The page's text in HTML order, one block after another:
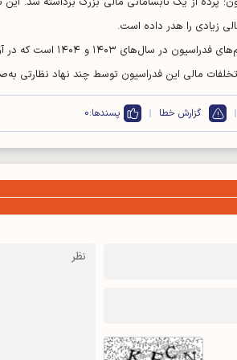
زیادی را هدر داده است.
این ارقام و تخلفات
مالی این فدراسیون توسط چند نهاد نظارتی
گزارش خطا پسندها:0